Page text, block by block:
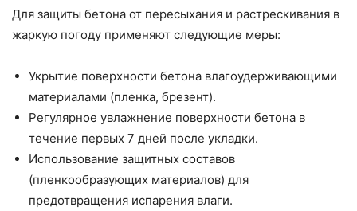
Для защиты бетона от пересыхания и растрескивания в
жаркую погоду применяют следующие меры:
Укрытие поверхности бетона влагоудерживающими
материалами (пленка, брезент).
Регулярное увлажнение поверхности бетона в
течение первых 7 дней после укладки.
Использование защитных составов
(пленкообразующих материалов) для
предотвращения испарения влаги.